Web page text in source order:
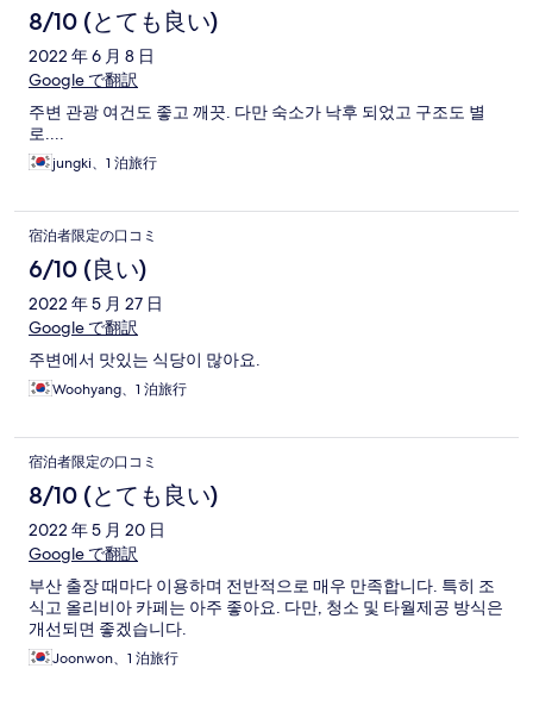
8/10 (とても良い)
2022 年 6 月 8 日
Google で翻訳
주변 관광 여건도 좋고 깨끗. 다만 숙소가 낙후 되었고 구조도 별
로....
jungki、1 泊旅行
宿泊者限定の口コミ
6/10 (良い)
2022 年 5 月 27 日
Google で翻訳
주변에서 맛있는 식당이 많아요.
Woohyang、1 泊旅行
宿泊者限定の口コミ
8/10 (とても良い)
2022 年 5 月 20 日
Google で翻訳
부산 출장 때마다 이용하며 전반적으로 매우 만족합니다. 특히 조
식고 올리비아 카페는 아주 좋아요. 다만, 청소 및 타월제공 방식은
개선되면 좋겠습니다.
Joonwon、1 泊旅行